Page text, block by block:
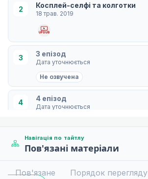
2 Косплей-селфі та колготки
18 трав. 2019
3 3 епізод
Дата уточнюється
Не озвучена
4 4 епізод
Дата уточнюється
5 5 епізод
Дата уточнюється
Навігація по тайтлу
Пов'язані матеріали
Пов'язане Порядок перегляду